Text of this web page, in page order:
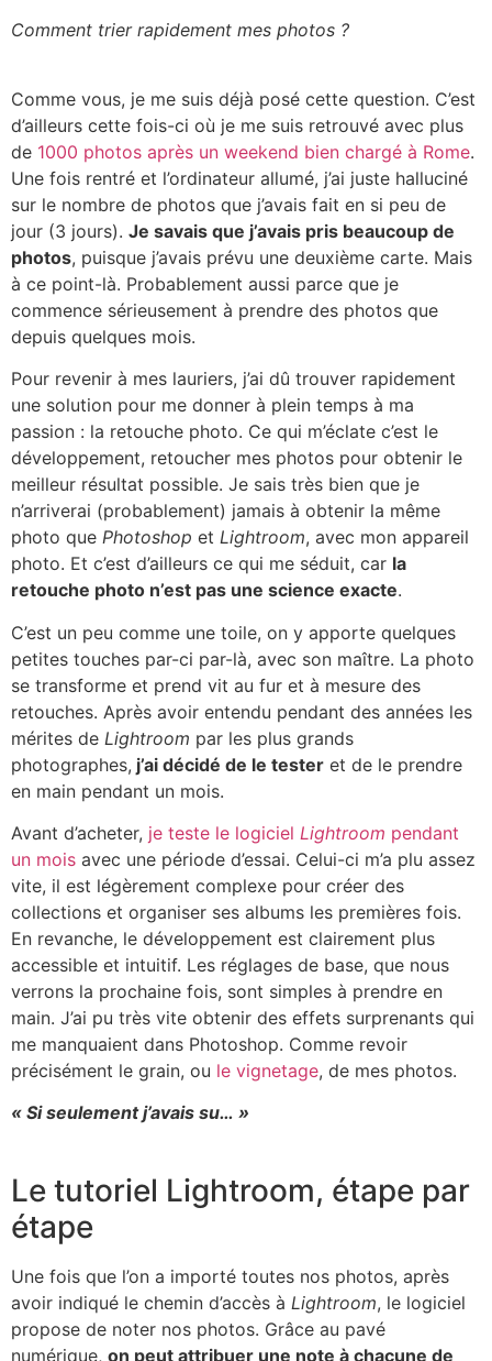
Comment trier rapidement mes photos ?
Comme vous, je me suis déjà posé cette question. C’est
d’ailleurs cette fois-ci où je me suis retrouvé avec plus
de 1000 photos après un weekend bien chargé à Rome.
Une fois rentré et l’ordinateur allumé, j’ai juste halluciné
sur le nombre de photos que j’avais fait en si peu de
jour (3 jours). Je savais que j’avais pris beaucoup de
photos, puisque j’avais prévu une deuxième carte. Mais
à ce point-là. Probablement aussi parce que je
commence sérieusement à prendre des photos que
depuis quelques mois.
Pour revenir à mes lauriers, j’ai dû trouver rapidement
une solution pour me donner à plein temps à ma
passion : la retouche photo. Ce qui m’éclate c’est le
développement, retoucher mes photos pour obtenir le
meilleur résultat possible. Je sais très bien que je
n’arriverai (probablement) jamais à obtenir la même
photo que Photoshop et Lightroom, avec mon appareil
photo. Et c’est d’ailleurs ce qui me séduit, car la
retouche photo n’est pas une science exacte.
C’est un peu comme une toile, on y apporte quelques
petites touches par-ci par-là, avec son maître. La photo
se transforme et prend vit au fur et à mesure des
retouches. Après avoir entendu pendant des années les
mérites de Lightroom par les plus grands
photographes, j’ai décidé de le tester et de le prendre
en main pendant un mois.
Avant d’acheter, je teste le logiciel Lightroom pendant
un mois avec une période d’essai. Celui-ci m’a plu assez
vite, il est légèrement complexe pour créer des
collections et organiser ses albums les premières fois.
En revanche, le développement est clairement plus
accessible et intuitif. Les réglages de base, que nous
verrons la prochaine fois, sont simples à prendre en
main. J’ai pu très vite obtenir des effets surprenants qui
me manquaient dans Photoshop. Comme revoir
précisément le grain, ou le vignetage, de mes photos.
« Si seulement j’avais su… »
Le tutoriel Lightroom, étape par
étape
Une fois que l’on a importé toutes nos photos, après
avoir indiqué le chemin d’accès à Lightroom, le logiciel
propose de noter nos photos. Grâce au pavé
numérique, on peut attribuer une note à chacune de